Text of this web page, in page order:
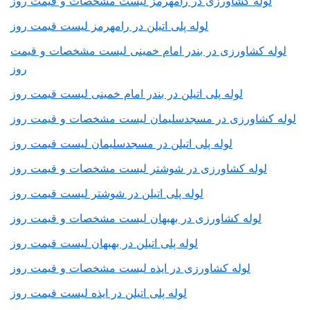
لوله پلی اتیلن در رامهرمز لیست قیمت روز
لوله کشاورزی در بندر امام خمینی لیست مشخصات و قیمت
روز
لوله پلی اتیلن در بندر امام خمینی لیست قیمت روز
لوله کشاورزی در مسجدسلیمان لیست مشخصات و قیمت روز
لوله پلی اتیلن در مسجدسلیمان لیست قیمت روز
لوله کشاورزی در شوشتر لیست مشخصات و قیمت روز
لوله پلی اتیلن در شوشتر لیست قیمت روز
لوله کشاورزی در بهبهان لیست مشخصات و قیمت روز
لوله پلی اتیلن در بهبهان لیست قیمت روز
لوله کشاورزی در ایذه لیست مشخصات و قیمت روز
لوله پلی اتیلن در ایذه لیست قیمت روز